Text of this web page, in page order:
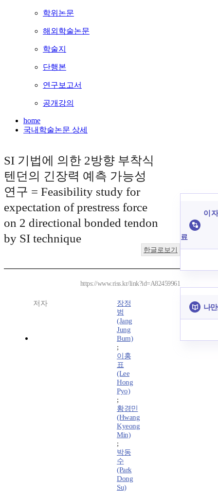
학위논문
해외학술논문
학술지
단행본
연구보고서
공개강의
home
국내학술논문 상세
SI 기법에 의한 2방향 부착식
텐던의 긴장력 예측 가능성
연구 = Feasibility study for
expectation of prestress force
on 2 directional bonded tendon
by SI technique
한글로보기
https://www.riss.kr/link?id=A82459961
저자
장정
범
(Jang
Jung
Bum)
;
이홍
표
(Lee
Hong
Pyo)
;
황경민
(Hwang
Kyeong
Min)
;
박동
수
(Park
Dong
Su)
이
료
나